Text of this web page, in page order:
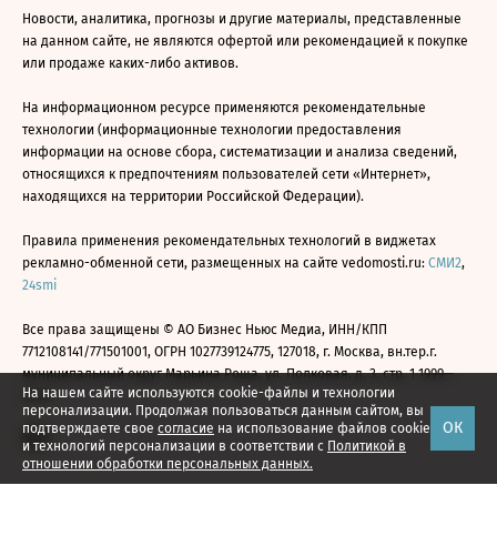
На нашем сайте используются cookie-файлы и технологии
персонализации. Продолжая пользоваться данным сайтом, вы
подтверждаете свое согласие на использование файлов cookie
и технологий персонализации в соответствии с Политикой в
отношении обработки персональных данных.
ОК
Новости, аналитика, прогнозы и другие материалы, представленные
на данном сайте, не являются офертой или рекомендацией к покупке
или продаже каких-либо активов.
На информационном ресурсе применяются рекомендательные
технологии (информационные технологии предоставления
информации на основе сбора, систематизации и анализа сведений,
относящихся к предпочтениям пользователей сети «Интернет»,
находящихся на территории Российской Федерации).
Правила применения рекомендательных технологий в виджетах
рекламно-обменной сети, размещенных на сайте vedomosti.ru: СМИ2,
24smi
Все права защищены © АО Бизнес Ньюс Медиа, ИНН/КПП
7712108141/771501001, ОГРН 1027739124775, 127018, г. Москва, вн.тер.г.
муниципальный округ Марьина Роща, ул. Полковая, д. 3, стр. 1 1999—
2026